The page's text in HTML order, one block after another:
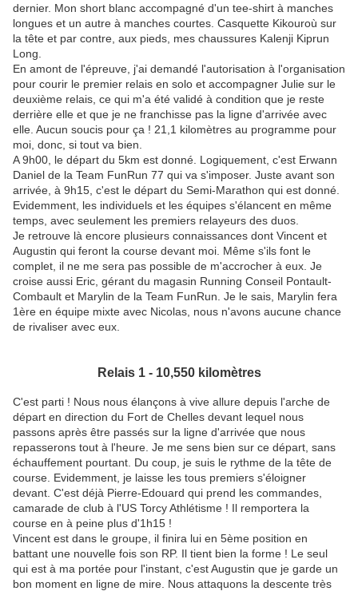
dernier. Mon short blanc accompagné d'un tee-shirt à manches
longues et un autre à manches courtes. Casquette Kikouroù sur
la tête et par contre, aux pieds, mes chaussures Kalenji Kiprun
Long.
En amont de l'épreuve, j'ai demandé l'autorisation à l'organisation
pour courir le premier relais en solo et accompagner Julie sur le
deuxième relais, ce qui m'a été validé à condition que je reste
derrière elle et que je ne franchisse pas la ligne d'arrivée avec
elle. Aucun soucis pour ça ! 21,1 kilomètres au programme pour
moi, donc, si tout va bien.
A 9h00, le départ du 5km est donné. Logiquement, c'est Erwann
Daniel de la Team FunRun 77 qui va s'imposer. Juste avant son
arrivée, à 9h15, c'est le départ du Semi-Marathon qui est donné.
Evidemment, les individuels et les équipes s'élancent en même
temps, avec seulement les premiers relayeurs des duos.
Je retrouve là encore plusieurs connaissances dont Vincent et
Augustin qui feront la course devant moi. Même s'ils font le
complet, il ne me sera pas possible de m'accrocher à eux. Je
croise aussi Eric, gérant du magasin Running Conseil Pontault-
Combault et Marylin de la Team FunRun. Je le sais, Marylin fera
1ère en équipe mixte avec Nicolas, nous n'avons aucune chance
de rivaliser avec eux.
Relais 1 - 10,550 kilomètres
C'est parti ! Nous nous élançons à vive allure depuis l'arche de
départ en direction du Fort de Chelles devant lequel nous
passons après être passés sur la ligne d'arrivée que nous
repasserons tout à l'heure. Je me sens bien sur ce départ, sans
échauffement pourtant. Du coup, je suis le rythme de la tête de
course. Evidemment, je laisse les tous premiers s'éloigner
devant. C'est déjà Pierre-Edouard qui prend les commandes,
camarade de club à l'US Torcy Athlétisme ! Il remportera la
course en à peine plus d'1h15 !
Vincent est dans le groupe, il finira lui en 5ème position en
battant une nouvelle fois son RP. Il tient bien la forme ! Le seul
qui est à ma portée pour l'instant, c'est Augustin que je garde un
bon moment en ligne de mire. Nous attaquons la descente très